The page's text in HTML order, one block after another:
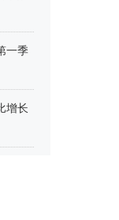
一季
增长